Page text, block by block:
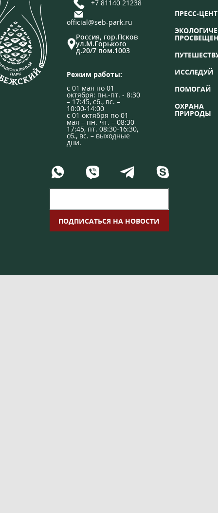
+7 81140 21238
official@seb-park.ru
Россия, гор.Псков
ул.М.Горького
д.20/7 пом.1003
Режим работы:
с 01 мая по 01
октября: пн.-пт. - 8:30
– 17:45, сб., вс. –
10:00-14:00
с 01 октября по 01
мая – пн.-чт. – 08:30-
17:45, пт. 08:30-16:30,
сб., вс. – выходные
дни.
ПРЕСС-
ИССЛЕДУЙ
ПОМОГАЙ
ОХРАНА
ПРИРОДЫ